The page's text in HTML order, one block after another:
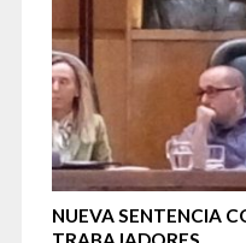
NUEVA SENTENCIA